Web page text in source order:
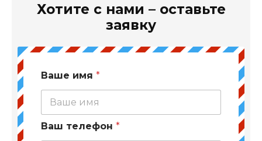
Хотите с нами – оставьте
заявку
Ваше имя *
Ваш телефон *